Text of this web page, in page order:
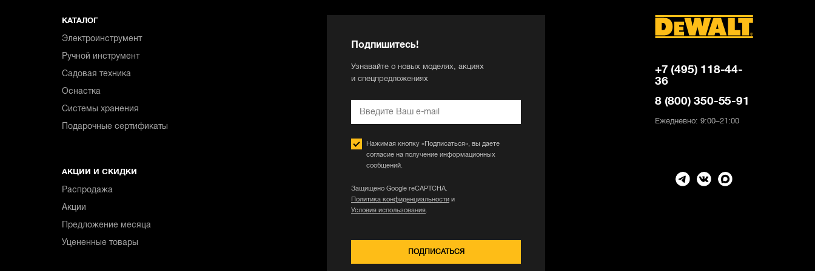
КАТАЛОГ
Электроинструмент
Ручной инструмент
Садовая техника
Оснастка
Системы хранения
Подарочные сертификаты
АКЦИИ И СКИДКИ
Распродажа
Акции
Предложение месяца
Уцененные товары
Подпишитесь!
Узнавайте о новых моделях, акциях
и спецпредложениях
ПОДПИСАТЬСЯ
Нажимая кнопку «Подписаться», вы даете
согласие на получение информационных
сообщений.
Защищено Google reCAPTCHA.
Политика конфиденциальности и
Условия использования.
+7 (495) 118-44-
36
8 (800) 350-55-91
Ежедневно: 9:00–21:00